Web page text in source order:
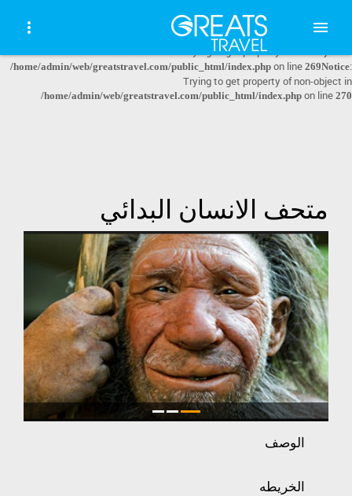
ip=10.5.162.114): failed to open stream: HTTP request failed! HTTP/1.1 403
Forbidden in
/home/admin/web/greatstravel.com/public_html/index.php on line
: Trying to get property of non-object in
/home/admin/web/greatstravel.com/public_html/index.php on line 269Notice:
Trying to get property of non-object in
/home/admin/web/greatstravel.com/public_html/index.php on line 270
متحف الانسان البدائي
الوصف
الخريطه